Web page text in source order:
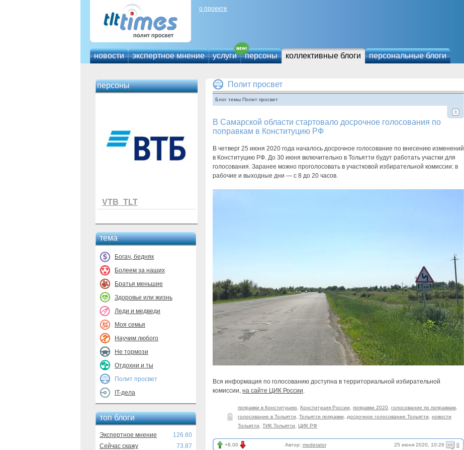
о проекте
новости экспертное мнение услуги персоны коллективные блоги персональные блоги
персоны
VTB_TLT
тема
Богач, бедняк
Болеем за наших
Братья меньшие
Здоровье или жизнь
Леди и медведи
Моя семья
Научим любого
Не тормози
Отдохни и ты
Полит просвет
IT-дела
топ блоги
Экспертное мнение
126.60
Сейчас скажу
73.87
Полит просвет
Блог темы Полит просвет
В Самарской области стартовало досрочное голосования по
поправкам в Конституцию РФ
В четверг 25 июня 2020 года началось досрочное голосование по внесению изменений
в Конституцию РФ. До 30 июня включительно в Тольятти будут работать участки для
голосования. Заранее можно проголосовать в участковой избирательной комиссии: в
рабочие и выходные дни — с 8 до 20 часов.
Вся информация по голосованию доступна в территориальной избирательной
комиссии, на сайте ЦИК России.
поправки в Конституцию Конституция России поправки 2020 голосование по поправкам
голосование в Тольятти
Тольятти поправки досрочное голосование Тольятти
новости
Тольятти
ТИК Тольятти ЦИК РФ
+8.00 Автор: moderator 25 июня 2020, 10:26 0